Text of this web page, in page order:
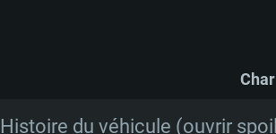
Histoire du véhicule (ouvrir